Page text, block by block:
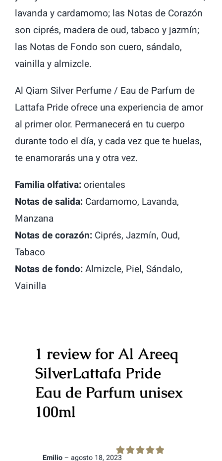
lavanda y cardamomo; las Notas de Corazón
son ciprés, madera de oud, tabaco y jazmín;
las Notas de Fondo son cuero, sándalo,
vainilla y almizcle.
Al Qiam Silver Perfume / Eau de Parfum de
Lattafa Pride ofrece una experiencia de amor
al primer olor. Permanecerá en tu cuerpo
durante todo el día, y cada vez que te huelas,
te enamorarás una y otra vez.
Familia olfativa:orientales
Notas de salida:Cardamomo, Lavanda,
Manzana
Notas de corazón:Ciprés, Jazmín, Oud,
Tabaco
Notas de fondo:Almizcle, Piel, Sándalo,
Vainilla
1 review for Al Areeq
SilverLattafa Pride
Eau de Parfum unisex
100ml
Emilio – agosto 18, 2023